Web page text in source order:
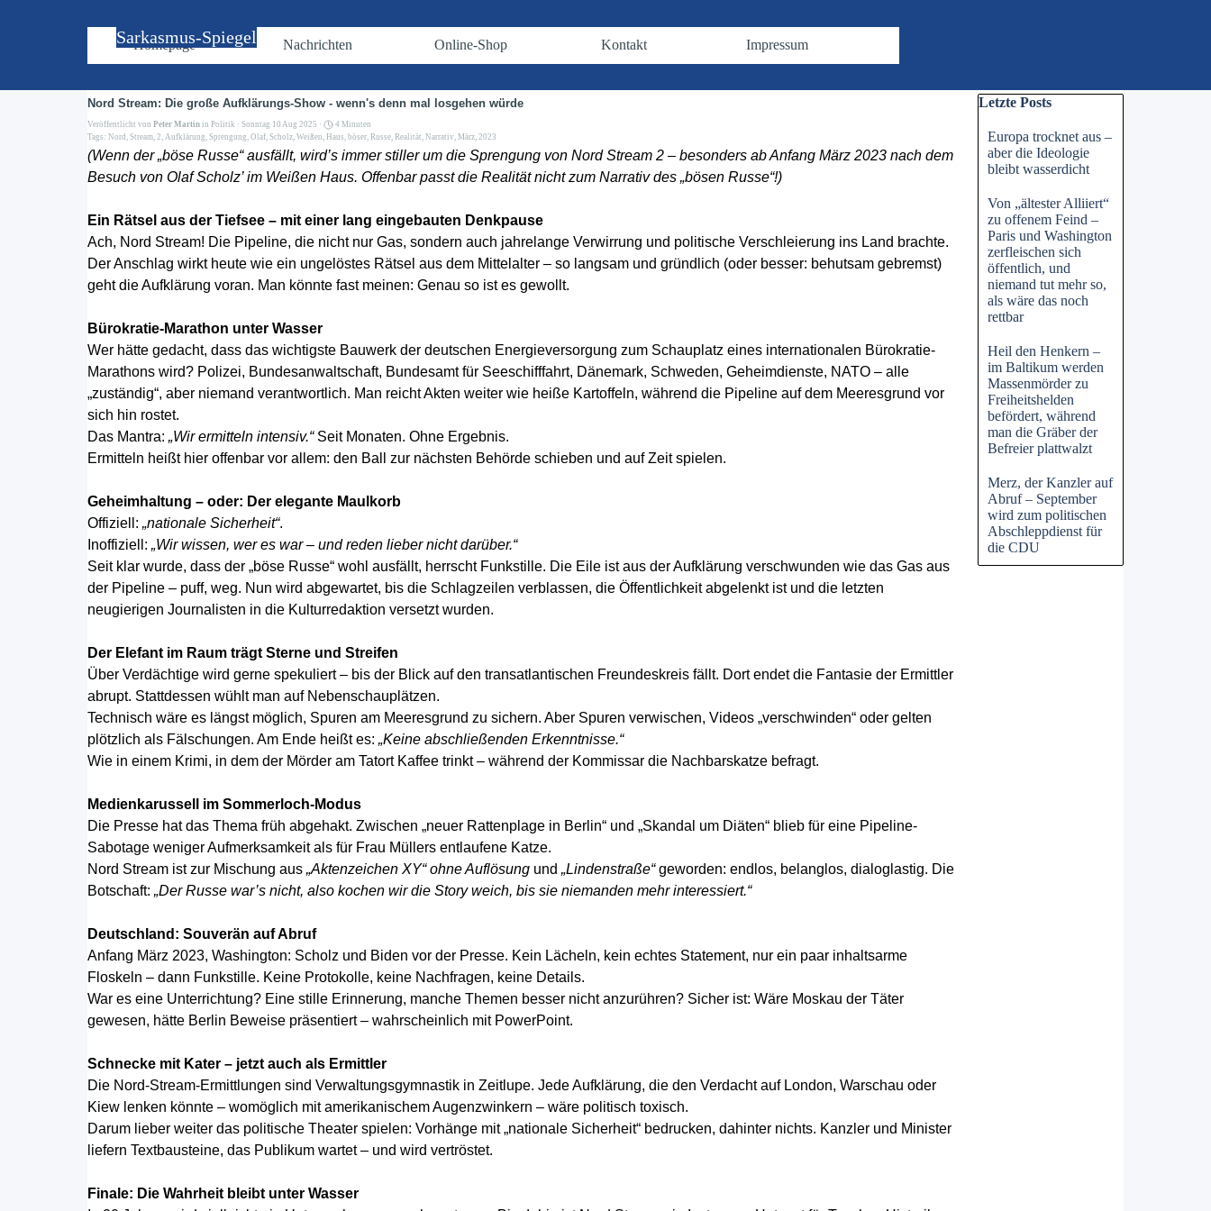
Sarkasmus-Spiegel
Homepage Nachrichten ▼
Online-Shop ▼
Kontakt ▼
Impressum
Nord Stream: Die große Aufklärungs-Show - wenn's denn mal losgehen würde
Veröffentlicht von Peter Martin in Politik · Sonntag 10 Aug 2025 ·
4 Minuten
Tags: Nord , Stream, 2, Aufklärung, Sprengung, Olaf, Scholz, Weißen, Haus, böser, Russe, Realität, Narrativ, März, 2023
(Wenn der „böse Russe“ ausfällt, wird’s immer stiller um die Sprengung von Nord Stream 2 – besonders ab Anfang März 2023 nach dem
Besuch von Olaf Scholz’ im Weißen Haus. Offenbar passt die Realität nicht zum Narrativ des „bösen Russe“!)
Ein Rätsel aus der Tiefsee – mit einer lang eingebauten Denkpause
Ach, Nord Stream! Die Pipeline, die nicht nur Gas, sondern auch jahrelange Verwirrung und politische Verschleierung ins Land brachte.
Der Anschlag wirkt heute wie ein ungelöstes Rätsel aus dem Mittelalter – so langsam und gründlich (oder besser: behutsam gebremst)
geht die Aufklärung voran. Man könnte fast meinen: Genau so ist es gewollt.
Bürokratie-Marathon unter Wasser
Wer hätte gedacht, dass das wichtigste Bauwerk der deutschen Energieversorgung zum Schauplatz eines internationalen Bürokratie-
Marathons wird? Polizei, Bundesanwaltschaft, Bundesamt für Seeschifffahrt, Dänemark, Schweden, Geheimdienste, NATO – alle
„zuständig“, aber niemand verantwortlich. Man reicht Akten weiter wie heiße Kartoffeln, während die Pipeline auf dem Meeresgrund vor
sich hin rostet.
Das Mantra: „Wir ermitteln intensiv.“ Seit Monaten. Ohne Ergebnis.
Ermitteln heißt hier offenbar vor allem: den Ball zur nächsten Behörde schieben und auf Zeit spielen.
Geheimhaltung – oder: Der elegante Maulkorb
Offiziell: „nationale Sicherheit“.
Inoffiziell: „Wir wissen, wer es war – und reden lieber nicht darüber.“
Seit klar wurde, dass der „böse Russe“ wohl ausfällt, herrscht Funkstille. Die Eile ist aus der Aufklärung verschwunden wie das Gas aus
der Pipeline – puff, weg. Nun wird abgewartet, bis die Schlagzeilen verblassen, die Öffentlichkeit abgelenkt ist und die letzten
neugierigen Journalisten in die Kulturredaktion versetzt wurden.
Der Elefant im Raum trägt Sterne und Streifen
Über Verdächtige wird gerne spekuliert – bis der Blick auf den transatlantischen Freundeskreis fällt. Dort endet die Fantasie der Ermittler
abrupt. Stattdessen wühlt man auf Nebenschauplätzen.
Technisch wäre es längst möglich, Spuren am Meeresgrund zu sichern. Aber Spuren verwischen, Videos „verschwinden“ oder gelten
plötzlich als Fälschungen. Am Ende heißt es: „Keine abschließenden Erkenntnisse.“
Wie in einem Krimi, in dem der Mörder am Tatort Kaffee trinkt – während der Kommissar die Nachbarskatze befragt.
Medienkarussell im Sommerloch-Modus
Die Presse hat das Thema früh abgehakt. Zwischen „neuer Rattenplage in Berlin“ und „Skandal um Diäten“ blieb für eine Pipeline-
Sabotage weniger Aufmerksamkeit als für Frau Müllers entlaufene Katze.
Nord Stream ist zur Mischung aus „Aktenzeichen XY“ ohne Auflösung und „Lindenstraße“ geworden: endlos, belanglos, dialoglastig. Die
Botschaft: „Der Russe war’s nicht, also kochen wir die Story weich, bis sie niemanden mehr interessiert.“
Deutschland: Souverän auf Abruf
Anfang März 2023, Washington: Scholz und Biden vor der Presse. Kein Lächeln, kein echtes Statement, nur ein paar inhaltsarme
Floskeln – dann Funkstille. Keine Protokolle, keine Nachfragen, keine Details.
War es eine Unterrichtung? Eine stille Erinnerung, manche Themen besser nicht anzurühren? Sicher ist: Wäre Moskau der Täter
gewesen, hätte Berlin Beweise präsentiert – wahrscheinlich mit PowerPoint.
Schnecke mit Kater – jetzt auch als Ermittler
Die Nord-Stream-Ermittlungen sind Verwaltungsgymnastik in Zeitlupe. Jede Aufklärung, die den Verdacht auf London, Warschau oder
Kiew lenken könnte – womöglich mit amerikanischem Augenzwinkern – wäre politisch toxisch.
Darum lieber weiter das politische Theater spielen: Vorhänge mit „nationale Sicherheit“ bedrucken, dahinter nichts. Kanzler und Minister
liefern Textbausteine, das Publikum wartet – und wird vertröstet.
Finale: Die Wahrheit bleibt unter Wasser
Block überspringen Letzte Posts
Letzte Posts
Europa trocknet aus –
aber die Ideologie
bleibt wasserdicht
Von „ältester Alliiert“
zu offenem Feind –
Paris und Washington
zerfleischen sich
öffentlich, und
niemand tut mehr so,
als wäre das noch
rettbar
Heil den Henkern –
im Baltikum werden
Massenmörder zu
Freiheitshelden
befördert, während
man die Gräber der
Befreier plattwalzt
Merz, der Kanzler auf
Abruf – September
wird zum politischen
Abschleppdienst für
die CDU